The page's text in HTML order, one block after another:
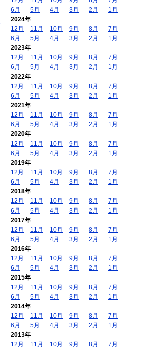
6月
5月 4月 3月 2月
1月
2024年
12月
11月 10月 9月 8月
7月
6月
5月 4月 3月 2月
1月
2023年
12月
11月 10月 9月 8月
7月
6月
5月 4月 3月 2月
1月
2022年
12月
11月 10月 9月 8月
7月
6月
5月 4月 3月 2月
1月
2021年
12月
11月 10月 9月 8月
7月
6月
5月 4月 3月 2月
1月
2020年
12月
11月 10月 9月 8月
7月
6月
5月 4月 3月 2月
1月
2019年
12月
11月 10月 9月 8月
7月
6月
5月 4月 3月 2月
1月
2018年
12月
11月 10月 9月 8月
7月
6月
5月 4月 3月 2月
1月
2017年
12月
11月 10月 9月 8月
7月
6月
5月 4月 3月 2月
1月
2016年
12月
11月 10月 9月 8月
7月
6月
5月 4月 3月 2月
1月
2015年
12月
11月 10月 9月 8月
7月
6月
5月 4月 3月 2月
1月
2014年
12月
11月 10月 9月 8月
7月
6月
5月 4月 3月 2月
1月
2013年
12月
11月 10月 9月 8月 7月